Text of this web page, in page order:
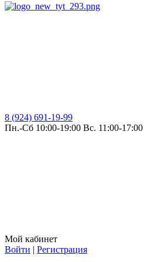
8 (924) 691-19-99
Пн.-Сб 10:00-19:00 Вс. 11:00-17:00
Мой кабинет
Войти | Регистрация